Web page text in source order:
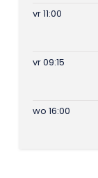
vr 11:00
vr 09:15
wo 16:00